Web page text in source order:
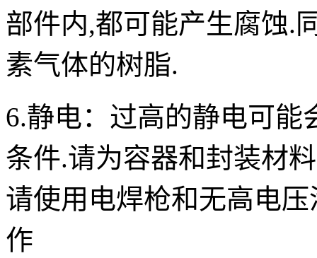
部件内,都可能产生腐蚀.
素气体的树脂.
6.静电： 过高的静电可能
条件.请为容器和封装材
请使用电焊枪和无高电
作